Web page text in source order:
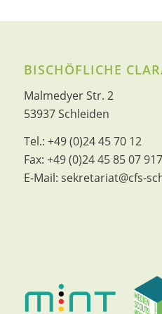
BISCHÖFLICHE
Malmedyer Str. 2
53937 Schleiden
Tel.: +49 (0)24 45 70 12
Fax: +49 (0)24 45 85 07 917
E-Mail: sekretariat@cfs-